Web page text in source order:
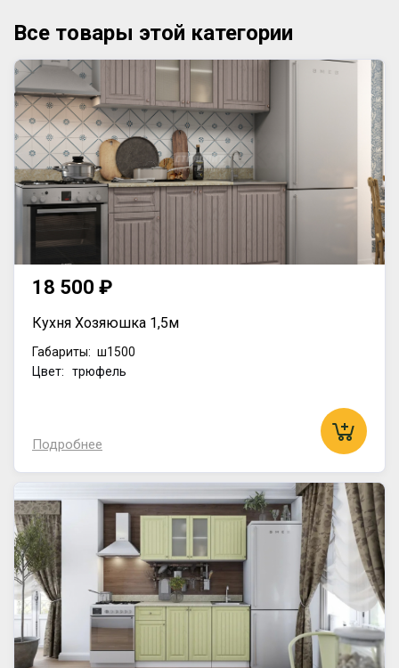
Все товары этой категории
18 500 ₽
Кухня Хозяюшка 1,5м
Габариты: ш1500
Цвет: трюфель
Подробнее